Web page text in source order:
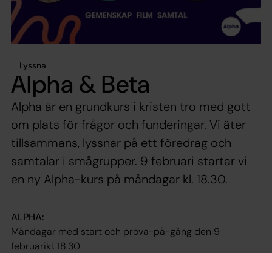
Lyssna
Alpha & Beta
Alpha är en grundkurs i kristen tro med gott
om plats för frågor och funderingar. Vi äter
tillsammans, lyssnar på ett föredrag och
samtalar i smågrupper. 9 februari startar vi
en ny Alpha-kurs på måndagar kl. 18.30.
ALPHA:
Måndagar med start och prova-på-gång den 9
februarikl. 18.30